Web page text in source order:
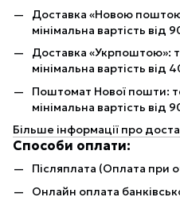
Доставка «Новою
мінімальна вартість від
Доставка «Укрпоштою»:
мінімальна вартість
Поштомат Нової пошти:
мінімальна вартість від
Більше інформації про
Способи оплати:
Післяплата (Оплата при
Онлайн оплата